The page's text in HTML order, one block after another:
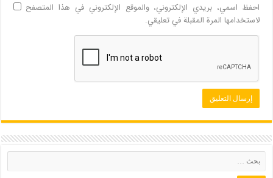
احفظ اسمي، بريدي الإلكتروني، والموقع الإلكتروني في هذا المتصفح
لاستخدامها المرة المقبلة في تعليقي.